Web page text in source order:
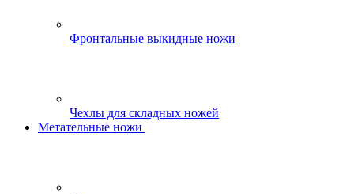
Фронтальные выкидные ножи
Чехлы для складных ножей
Метательные ножи